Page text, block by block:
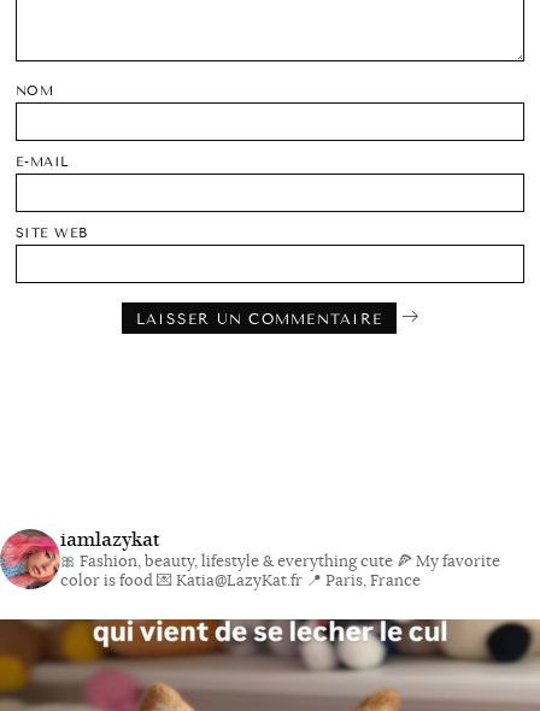
NOM
E-MAIL
SITE WEB
iamlazykat
🎀 Fashion, beauty, lifestyle & everything cute 🍕 My favorite
color is food💌 Katia@LazyKat.fr 📍 Paris, France